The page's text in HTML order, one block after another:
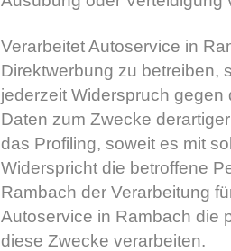
Verarbeitet Autoservice in
Direktwerbung zu betreiben,
jederzeit Widerspruch
Daten zum Zwecke
das Profiling, soweit es mit
Widerspricht die betroffene
Rambach der Verarbeitung
Autoservice in Rambach die
diese Zwecke verarbeiten.